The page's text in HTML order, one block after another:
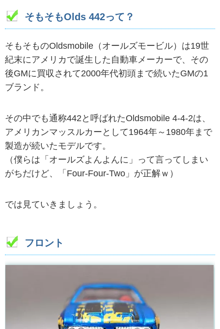
そもそもOlds 442って？
そもそものOldsmobile（オールズモービル）は19世
紀末にアメリカで誕生した自動車メーカーで、その
後GMに買収されて2000年代初頭まで続いたGMの1
ブランド。
その中でも通称442と呼ばれたOldsmobile 4-4-2は、
アメリカンマッスルカーとして1964年～1980年まで
製造が続いたモデルです。
（僕らは「オールズよんよんに」って言ってしまい
がちだけど、「Four-Four-Two」が正解ｗ）
では見ていきましょう。
フロント